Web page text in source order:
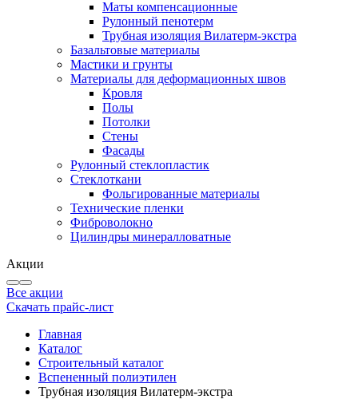
Маты компенсационные
Рулонный пенотерм
Трубная изоляция Вилатерм-экстра
Базальтовые материалы
Мастики и грунты
Материалы для деформационных швов
Кровля
Полы
Потолки
Стены
Фасады
Рулонный стеклопластик
Стеклоткани
Фольгированные материалы
Технические пленки
Фиброволокно
Цилиндры минералловатные
Акции
Все акции
Скачать прайс-лист
Главная
Каталог
Строительный каталог
Вспененный полиэтилен
Трубная изоляция Вилатерм-экстра